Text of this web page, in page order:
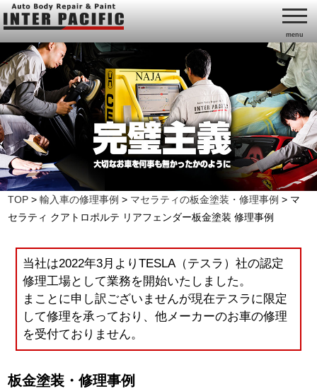
menu
TOP >輸入車の修理事例 > マセラティの板金塗装・修理事例 > マ
セラティ クアトロポルテ リアフェンダー板金塗装 修理事例
当社は2022年3月よりTESLA（テスラ）社の認定
修理工場として業務を開始いたしました。
まことに申し訳ございませんが現在テスラに限定
して修理を承っており、他メーカーのお車の修理
を受付ておりません。
板金塗装・修理事例